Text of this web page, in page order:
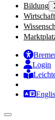
Bildung
Wirtschaft
Login
Zur